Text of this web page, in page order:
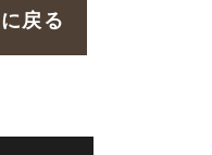
戻る